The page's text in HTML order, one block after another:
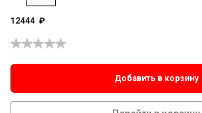
12444 ₽
Добавить в корзину